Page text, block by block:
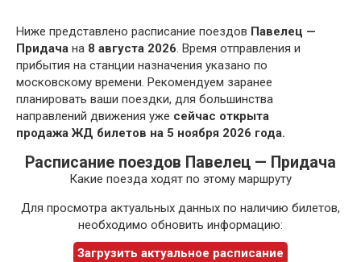
Ниже представлено расписание поездов Павелец —
Придача на 8 августа 2026. Время отправления и
прибытия на станции назначения указано по
московскому времени. Рекомендуем заранее
планировать ваши поездки, для большинства
направлений движения уже сейчас открыта
продажа ЖД билетов на 5 ноября 2026 года.
Расписание поездов Павелец — Придача
Какие поезда ходят по этому маршруту
Для просмотра актуальных данных по наличию билетов,
необходимо обновить информацию:
Загрузить актуальное расписание